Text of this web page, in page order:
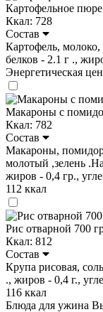
Картофельное
Ккал: 728
Состав
Картофель,
белков - 2.1 г .,
Энергетическая
Макароны с
Ккал: 782
Состав
Макароны,
молотый ,зелень
жиров - 0,4 гр.,
112 ккал
Рис отварной 700
Ккал: 812
Состав
Крупа рисовая,
., жиров - 0,4 г.,
116 ккал
Блюда для ужина